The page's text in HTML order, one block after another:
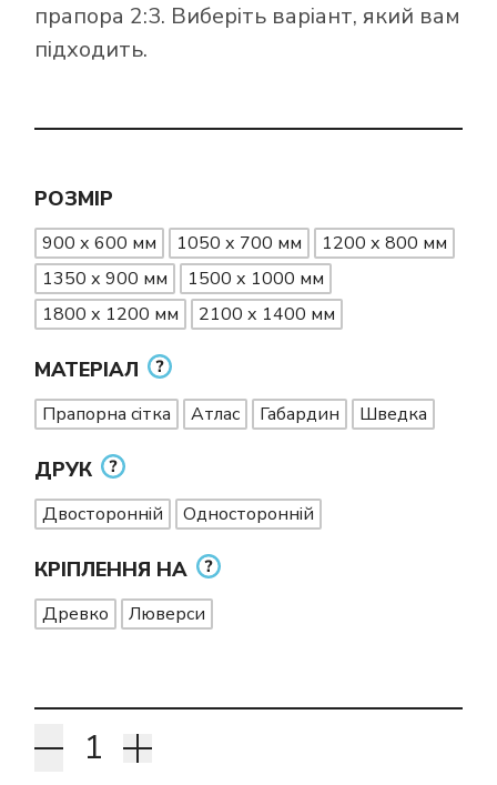
прапора 2:3. Виберіть варіант, який вам
підходить.
РОЗМІР
900 х 600 мм 1050 х 700 мм
1200 х 800 мм
1350 х 900 мм
1500 х 1000 мм
1800 х 1200 мм
2100 х 1400 мм
МАТЕРІАЛ
Прапорна сітка Атлас Габардин Шведка
ДРУК
Двосторонній Односторонній
КРІПЛЕННЯ НА
Древко Люверси